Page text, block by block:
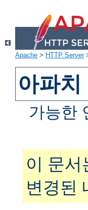
Apache > HTTP Server
아파
가능한
이 문서
변경된